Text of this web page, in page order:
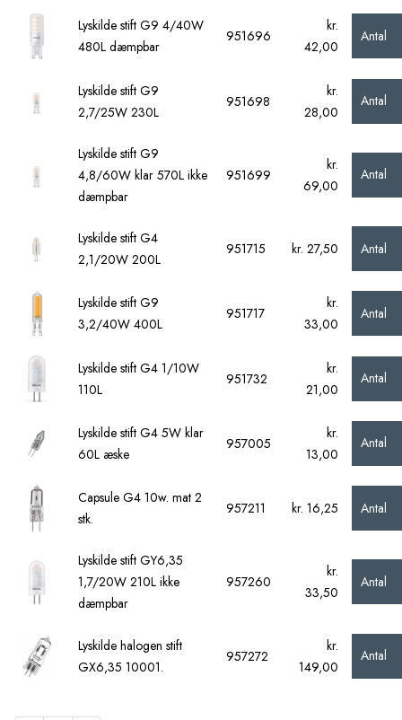
Lyskilde stift G9 4/40W
480L dæmpbar
951696
kr.
42,00
Antal
Lyskilde stift G9
2,7/25W 230L
951698
kr.
28,00
Antal
Lyskilde stift G9
4,8/60W klar 570L ikke
dæmpbar
951699
kr.
69,00
Antal
Lyskilde stift G4
2,1/20W 200L
951715 kr. 27,50 Antal
Lyskilde stift G9
3,2/40W 400L
951717
kr.
33,00
Antal
Lyskilde stift G4 1/10W
110L
951732
kr.
21,00
Antal
Lyskilde stift G4 5W klar
60L æske
957005
kr.
13,00
Antal
Capsule G4 10w. mat 2
stk.
957211 kr. 16,25 Antal
Lyskilde stift GY6,35
1,7/20W 210L ikke
dæmpbar
957260
kr.
33,50
Antal
Lyskilde halogen stift
GX6,35 10001.
957272
kr.
149,00
Antal